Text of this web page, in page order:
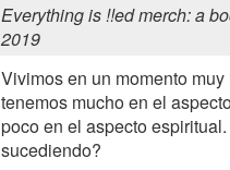
Everything is !!ed merch: a
2019
Vivimos en un momento
tenemos mucho en el
poco en el aspecto
sucediendo?